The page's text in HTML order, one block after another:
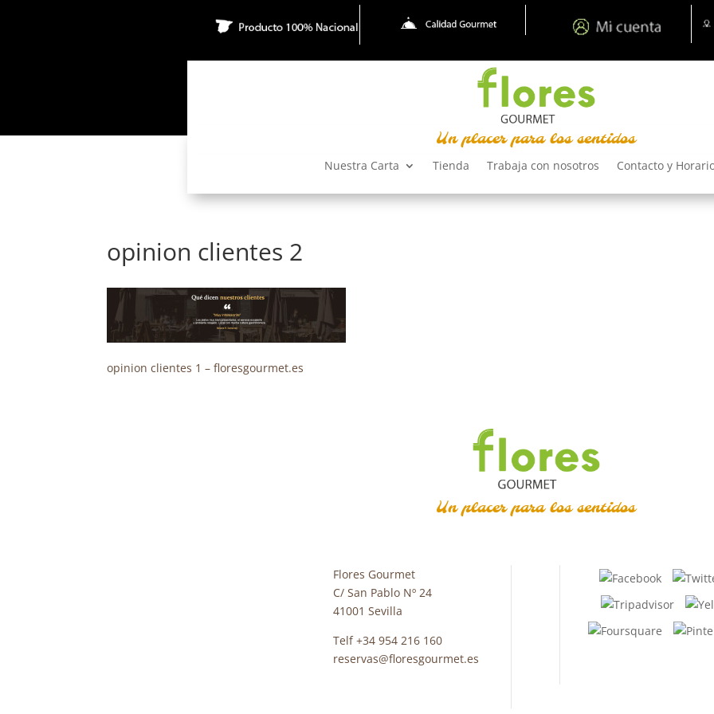
Un placer para los sentidos
Nuestra Carta Tienda Trabaja con nosotros Contacto y
opinion clientes 2
opinion clientes 1 – floresgourmet.es
Un placer para los sentidos
Flores Gourmet
C/ San Pablo Nº 24
41001 Sevilla
Telf +34 954 216 160
reservas@floresgourmet.es